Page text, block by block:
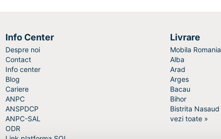
Info Center
Despre noi
Contact
Info center
Blog
Cariere
ANPC
ANSPDCP
ANPC-SAL
ODR
Livrare
Mobila Romania
Alba
Arad
Arges
Bacau
Bihor
Bistrita Nasaud
vezi toate »